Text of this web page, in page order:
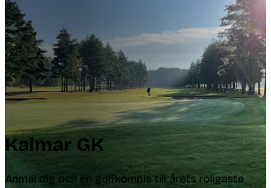
Kalmar GK
Anmäl dig och en golfkompis till årets roligaste